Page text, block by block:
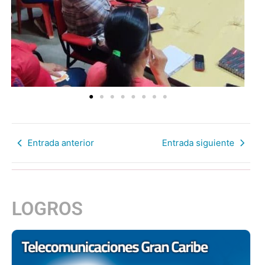
Entrada anterior Entrada siguiente
LOGROS